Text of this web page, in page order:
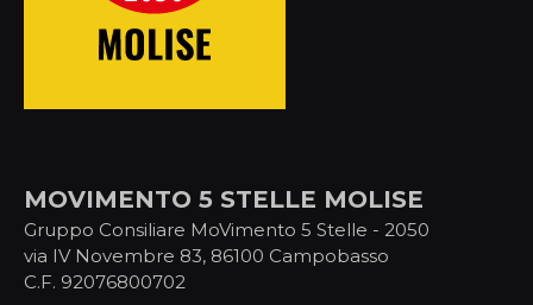
MOVIMENTO 5 STELLE MOLISE
Gruppo Consiliare MoVimento 5 Stelle - 2050
via IV Novembre 83, 86100 Campobasso
C.F. 92076800702